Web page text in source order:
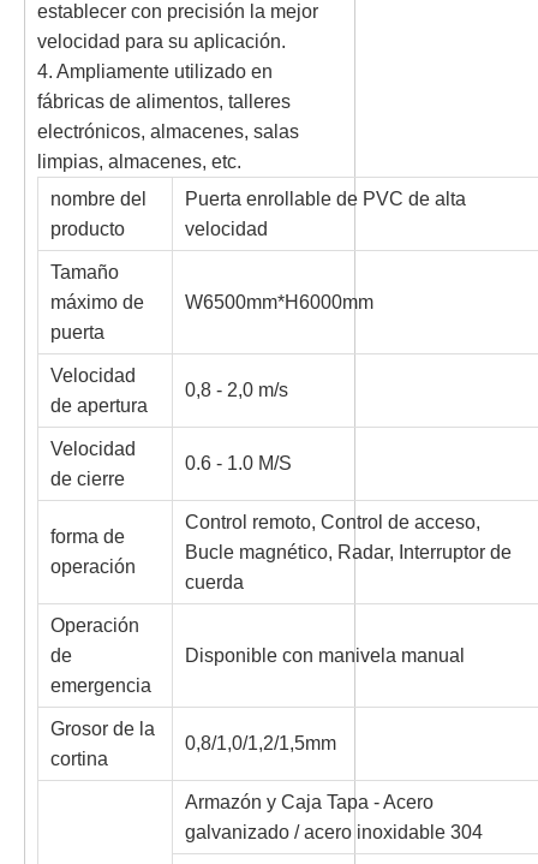
establecer con precisión la mejor
velocidad para su aplicación.
4. Ampliamente utilizado en
fábricas de alimentos, talleres
electrónicos, almacenes, salas
limpias, almacenes, etc.
nombre del
producto
Puerta enrollable de PVC de alta
velocidad
Tamaño
máximo de
puerta
W6500mm*H6000mm
Velocidad
de apertura
0,8 - 2,0 m/s
Velocidad
de cierre
0.6 - 1.0 M/S
forma de
operación
Control remoto, Control de acceso,
Bucle magnético, Radar, Interruptor de
cuerda
Operación
de
emergencia
Disponible con manivela manual
Grosor de la
cortina
0,8/1,0/1,2/1,5mm
Armazón y Caja Tapa - Acero
galvanizado / acero inoxidable 304